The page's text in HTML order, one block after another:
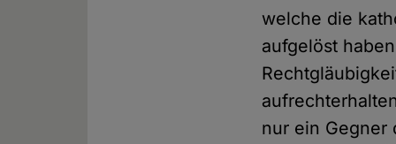
welche die
aufgelöst
nur ein Gegner